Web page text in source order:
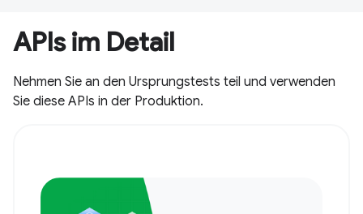
APIs im Detail
Nehmen Sie an den Ursprungstests teil und verwenden
Sie diese APIs in der Produktion.